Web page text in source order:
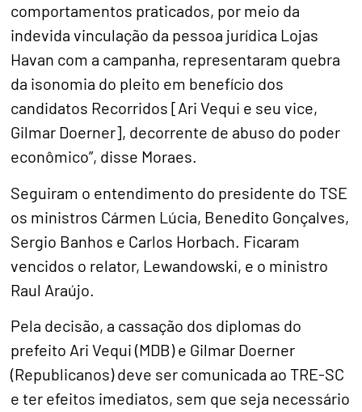
comportamentos praticados, por meio da
indevida vinculação da pessoa jurídica Lojas
Havan com a campanha, representaram quebra
da isonomia do pleito em benefício dos
candidatos Recorridos [Ari Vequi e seu vice,
Gilmar Doerner], decorrente de abuso do poder
econômico”, disse Moraes.
Seguiram o entendimento do presidente do TSE
os ministros Cármen Lúcia, Benedito Gonçalves,
Sergio Banhos e Carlos Horbach. Ficaram
vencidos o relator, Lewandowski, e o ministro
Raul Araújo.
Pela decisão, a cassação dos diplomas do
prefeito Ari Vequi (MDB) e Gilmar Doerner
(Republicanos) deve ser comunicada ao TRE-SC
e ter efeitos imediatos, sem que seja necessário